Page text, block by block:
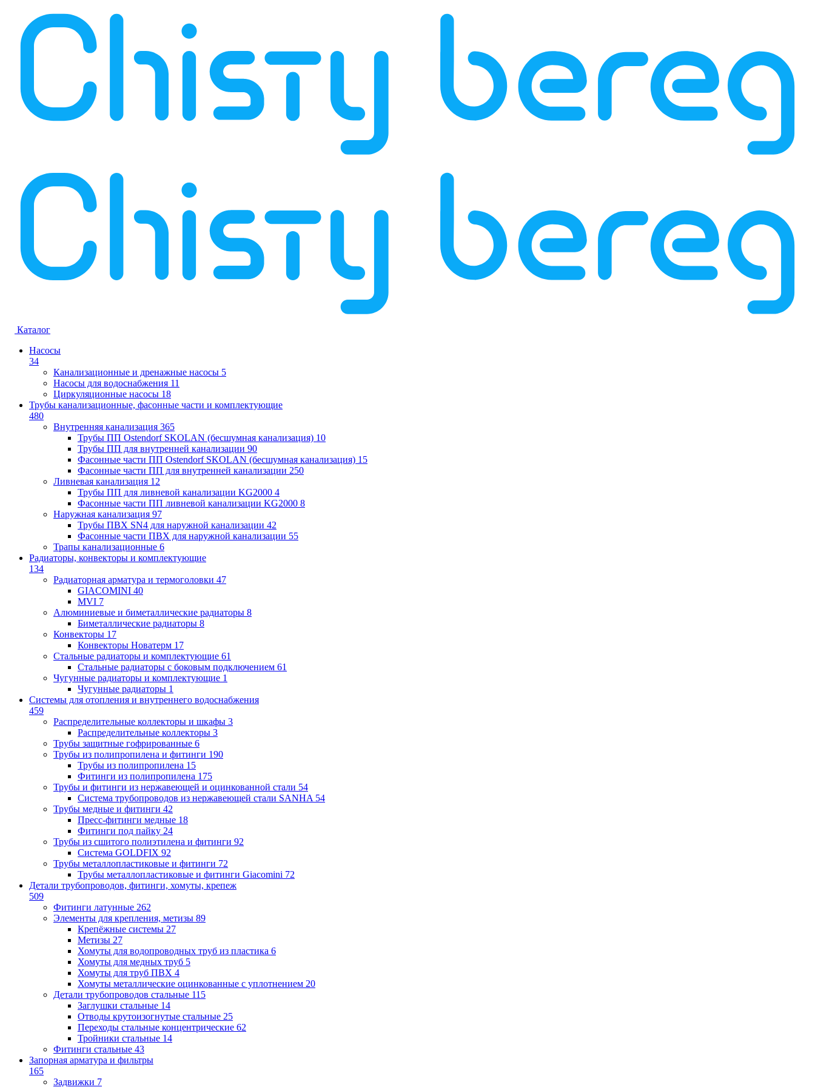
Каталог
Насосы
34
Канализационные и дренажные насосы 5
Насосы для водоснабжения 11
Циркуляционные насосы 18
Трубы канализационные, фасонные части и комплектующие
480
Внутренняя канализация 365
Трубы ПП Ostendorf SKOLAN (бесшумная канализация) 10
Трубы ПП для внутренней канализации 90
Фасонные части ПП Ostendorf SKOLAN (бесшумная канализация) 15
Фасонные части ПП для внутренней канализации 250
Ливневая канализация 12
Трубы ПП для ливневой канализации KG2000 4
Фасонные части ПП ливневой канализации KG2000 8
Наружная канализация 97
Трубы ПВХ SN4 для наружной канализации 42
Фасонные части ПВХ для наружной канализации 55
Трапы канализационные 6
Радиаторы, конвекторы и комплектующие
134
Радиаторная арматура и термоголовки 47
GIACOMINI 40
MVI 7
Алюминиевые и биметаллические радиаторы 8
Биметаллические радиаторы 8
Конвекторы 17
Конвекторы Новатерм 17
Стальные радиаторы и комплектующие 61
Стальные радиаторы с боковым подключением 61
Чугунные радиаторы и комплектующие 1
Чугунные радиаторы 1
Системы для отопления и внутреннего водоснабжения
459
Распределительные коллекторы и шкафы 3
Распределительные коллекторы 3
Трубы защитные гофрированные 6
Трубы из полипропилена и фитинги 190
Трубы из полипропилена 15
Фитинги из полипропилена 175
Трубы и фитинги из нержавеющей и оцинкованной стали 54
Система трубопроводов из нержавеющей стали SANHA 54
Трубы медные и фитинги 42
Пресс-фитинги медные 18
Фитинги под пайку 24
Трубы из сшитого полиэтилена и фитинги 92
Система GOLDFIX 92
Трубы металлопластиковые и фитинги 72
Трубы металлопластиковые и фитинги Giacomini 72
Детали трубопроводов, фитинги, хомуты, крепеж
509
Фитинги латунные 262
Элементы для крепления, метизы 89
Крепёжные системы 27
Метизы 27
Хомуты для водопроводных труб из пластика 6
Хомуты для медных труб 5
Хомуты для труб ПВХ 4
Хомуты металлические оцинкованные с уплотнением 20
Детали трубопроводов стальные 115
Заглушки стальные 14
Отводы крутоизогнутые стальные 25
Переходы стальные концентрические 62
Тройники стальные 14
Фитинги стальные 43
Запорная арматура и фильтры
165
Задвижки 7